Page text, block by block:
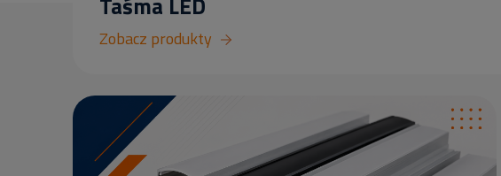
Zobacz produkty